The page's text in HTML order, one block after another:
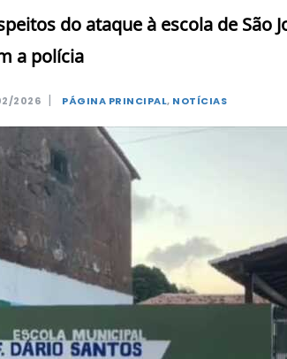
do ataque à escola de
a polícia
2026 | PÁGINA PRINCIPAL, NOTÍCIAS